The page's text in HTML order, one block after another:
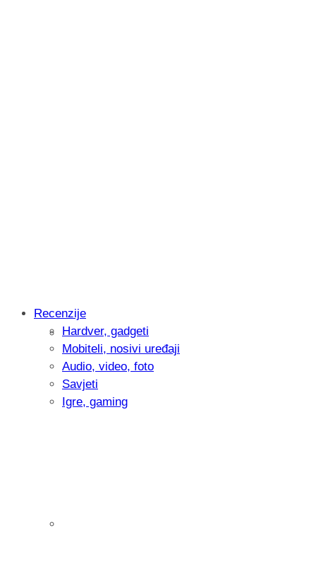
Intervju: Goran Jović, fotograf -
Recenzije
Hardver, gadgeti
Mobiteli, nosivi uređaji
Audio, video, foto
Savjeti
Igre, gaming